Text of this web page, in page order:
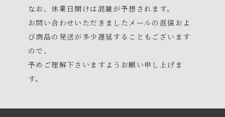
なお、休業日開けは混雑が予想されます。
お問い合わせいただきましたメールの返信およ
び商品の発送が多少遅延することもございます
ので、
予めご理解下さいますようお願い申し上げま
す。